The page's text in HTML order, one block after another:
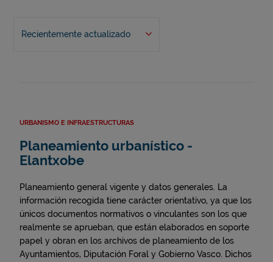
Recientemente actualizado
URBANISMO E INFRAESTRUCTURAS
Planeamiento urbanístico -
Elantxobe
Planeamiento general vigente y datos generales. La
información recogida tiene carácter orientativo, ya que los
únicos documentos normativos o vinculantes son los que
realmente se aprueban, que están elaborados en soporte
papel y obran en los archivos de planeamiento de los
Ayuntamientos, Diputación Foral y Gobierno Vasco. Dichos